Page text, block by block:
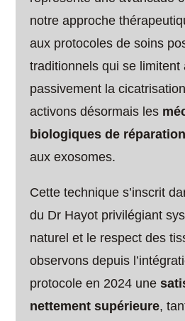
notre approche
aux protocoles de soins
traditionnels qui se limitent
passivement la
activons désormais les
biologiques de
aux exosomes.
Cette technique s’inscrit
du Dr Hayot privilégiant
naturel et le respect des
observons depuis
protocole en 2024 une
nettement supérieure,